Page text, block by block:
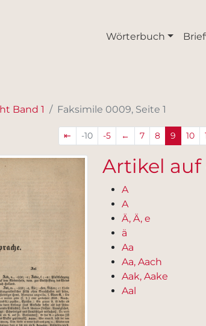
Wörterbuch
Band 1 Faksimile 0009, Seite 1
⇤ -10 -5 ← 7 8 9 10
Artikel auf
A
A
Ä, Ä, e
ä
Aa
Aa, Aach
Aak, Aake
Aal